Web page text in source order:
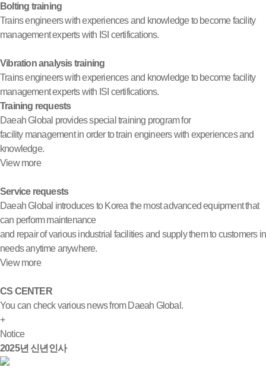
Bolting training
Trains engineers with experiences and knowledge to become facility
management experts with ISI certifications.
Vibration analysis training
Trains engineers with experiences and knowledge to become facility
management experts with ISI certifications.
Training requests
Daeah Global provides special training program for
facility management in order to train engineers with experiences and
knowledge.
View more
Service requests
Daeah Global introduces to Korea the most advanced equipment that
can perform maintenance
and repair of various industrial facilities and supply them to customers in
needs anytime anywhere.
View more
CS CENTER
You can check various news from Daeah Global.
+
Notice
2025년 신년인사